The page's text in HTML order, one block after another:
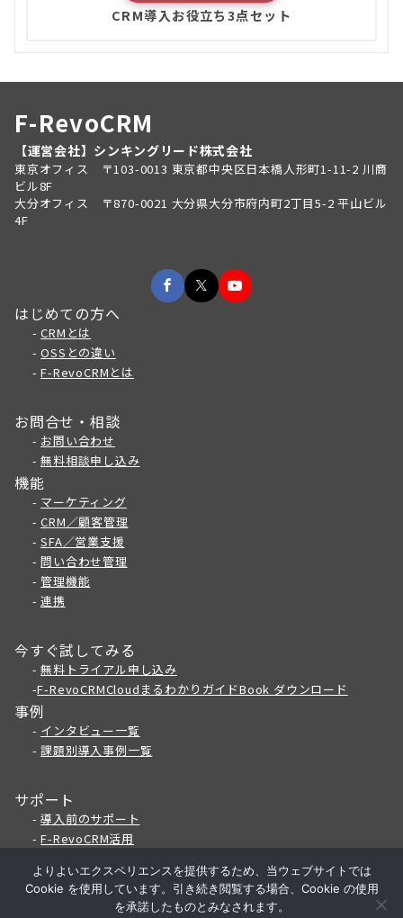
CRM導入お役立ち3点セット
F-RevoCRM
【運営会社】シンキングリード株式会社
東京オフィス 〒103-0013 東京都中央区日本橋人形町1-11-2 川商
ビル8F
大分オフィス 〒870-0021 大分県大分市府内町2丁目5-2 平山ビル
4F
はじめての方へ
-CRMとは
-OSSとの違い
-F-RevoCRMとは
お問合せ・相談
- お問い合わせ
-無料相談申し込み
機能
- マーケティング
-CRM／顧客管理
-SFA／営業支援
-問い合わせ管理
-管理機能
-連携
今すぐ試してみる
-無料トライアル申し込み
-F-RevoCRMCloudまるわかりガイドBook ダウンロード
事例
- インタビュー一覧
-課題別導入事例一覧
サポート
-導入前のサポート
-F-RevoCRM活用
-推奨環境
よりよいエクスペリエンスを提供するため、当ウェブサイトでは
Cookie を使用しています。引き続き閲覧する場合、Cookie の使用
を承諾したものとみなされます。